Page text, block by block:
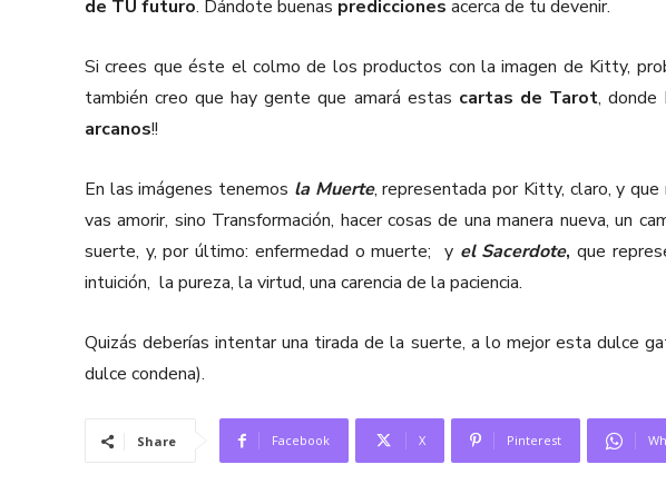
de TU futuro. Dándote buenas predicciones acerca de tu devenir.
Si crees que éste el colmo de los productos con la imagen de Kitty,
también creo que hay gente que amará estas cartas de Tarot,
arcanos!!
En las imágenes tenemos la Muerte, representada por Kitty, claro, y que
vas amorir, sino Transformación, hacer cosas de una manera nueva, un
suerte, y, por último: enfermedad o muerte; y el Sacerdote, que
intuición, la pureza, la virtud, una carencia de la paciencia.
Quizás deberías intentar una tirada de la suerte, a lo mejor esta dulce
dulce condena).
Share Facebook X Pinterest